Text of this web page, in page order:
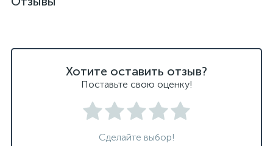
Хотите оставить отзыв?
Поставьте свою оценку!
Сделайте выбор!